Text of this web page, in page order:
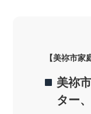
【美祢市家
美祢
ター